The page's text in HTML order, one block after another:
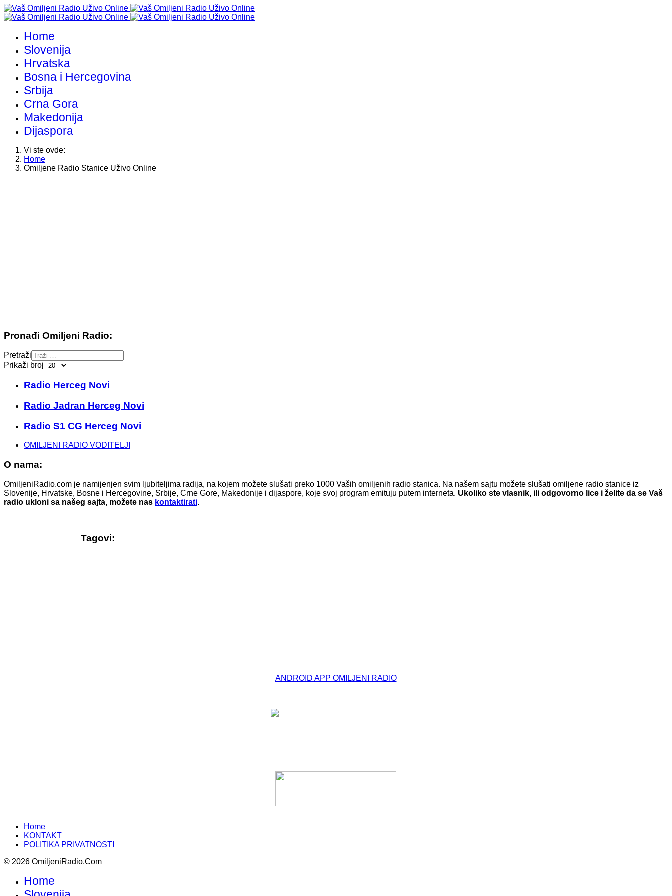
Home
Slovenija
Hrvatska
Bosna i Hercegovina
Srbija
Crna Gora
Makedonija
Dijaspora
Vi ste ovde:
Home
Omiljene Radio Stanice Uživo Online
Pronađi Omiljeni Radio:
Pretraži
Prikaži broj
Radio Herceg Novi
Radio Jadran Herceg Novi
Radio S1 CG Herceg Novi
OMILJENI RADIO VODITELJI
O nama:
OmiljeniRadio.com je namijenjen svim ljubiteljima radija, na kojem možete slušati preko 1000 Vaših omiljenih radio stanica. Na našem sajtu možete slušati omiljene radio stanice iz
Slovenije, Hrvatske, Bosne i Hercegovine, Srbije, Crne Gore, Makedonije i dijaspore, koje svoj program emituju putem interneta. Ukoliko ste vlasnik, ili odgovorno lice i želite da se Vaš
radio ukloni sa našeg sajta, možete nas kontaktirati.
Tagovi:
ANDROID APP OMILJENI RADIO
Home
KONTAKT
POLITIKA PRIVATNOSTI
© 2026 OmiljeniRadio.Com
Home